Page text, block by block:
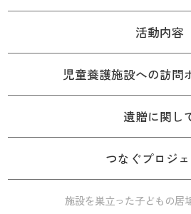
活動内容
児童養護施設への訪問
遺贈に関し
つなぐプロジ
施設を巣立った子どもの居